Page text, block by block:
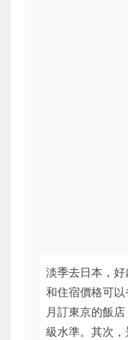
淡季去日本，
和住宿價格可
月訂東京的飯
級水準。其次